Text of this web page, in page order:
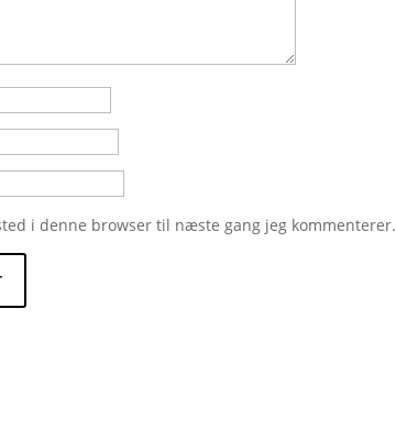
i denne browser til næste gang jeg kommenterer.